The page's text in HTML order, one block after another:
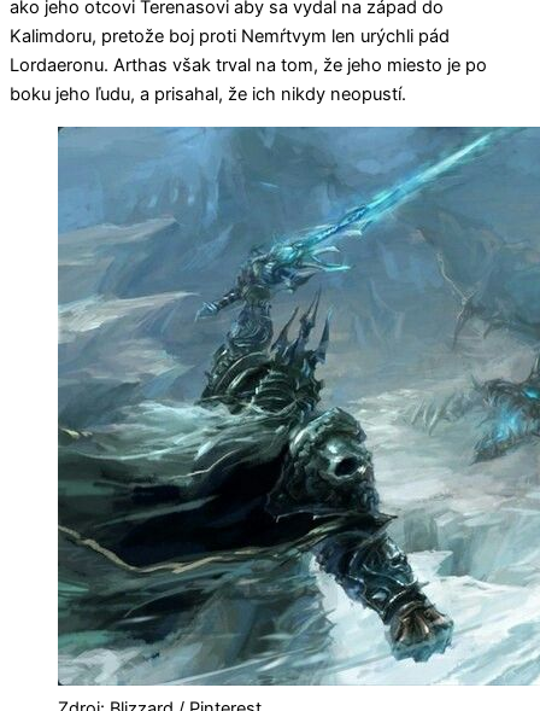
ako jeho otcovi Terenasovi aby sa vydal na západ do
Kalimdoru, pretože boj proti Nemŕtvym len urýchli pád
Lordaeronu. Arthas však trval na tom, že jeho miesto je po
boku jeho ľudu, a prisahal, že ich nikdy neopustí.